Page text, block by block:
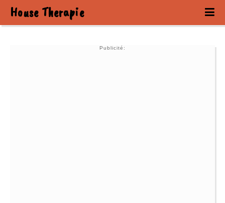
House Therapie
Publicité: